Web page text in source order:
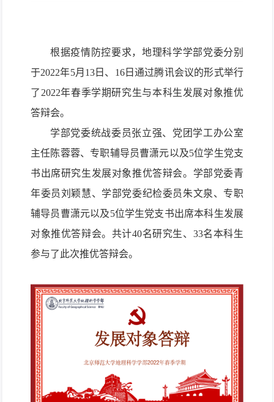
根据疫情防控要求，地理科学学部党委分别
于2022年5月13日、16日通过腾讯会议的形式举行
了2022年春季学期研究生与本科生发展对象推优
答辩会。
学部党委统战委员张立强、党团学工办公室
主任陈蓉蓉、专职辅导员曹潇元以及5位学生党支
书出席研究生发展对象推优答辩会。学部党委青
年委员刘颖慧、学部党委纪检委员朱文泉、专职
辅导员曹潇元以及5位学生党支书出席本科生发展
对象推优答辩会。共计40名研究生、33名本科生
参与了此次推优答辩会。